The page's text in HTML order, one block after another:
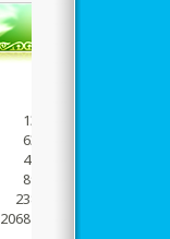
1386
6302
4712
8921
23812
2068486